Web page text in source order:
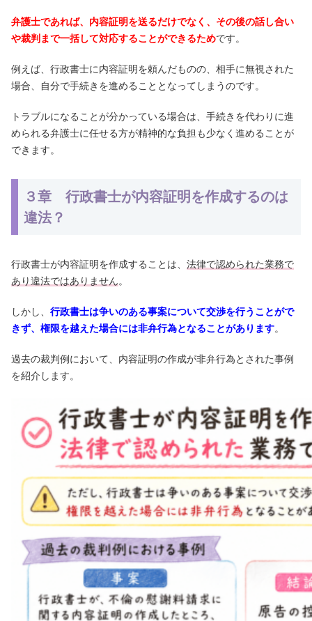
弁護士であれば、内容証明を送るだけでなく、その後の話し合い
や裁判まで一括して対応することができるためです。
例えば、行政書士に内容証明を頼んだものの、相手に無視された
場合、自分で手続きを進めることとなってしまうのです。
トラブルになることが分かっている場合は、手続きを代わりに進
められる弁護士に任せる方が精神的な負担も少なく進めることが
できます。
３章 行政書士が内容証明を作成するのは
違法？
行政書士が内容証明を作成することは、法律で認められた業務で
あり違法ではありません。
しかし、行政書士は争いのある事案について交渉を行うことがで
きず、権限を越えた場合には非弁行為となることがあります。
過去の裁判例において、内容証明の作成が非弁行為とされた事例
を紹介します。